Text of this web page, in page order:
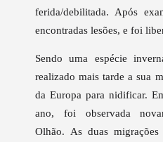
ferida/debilitada. Após
encontradas lesões, e foi
Sendo uma espécie
realizado mais tarde a sua
da Europa para nidificar.
ano, foi observada
Olhão. As duas